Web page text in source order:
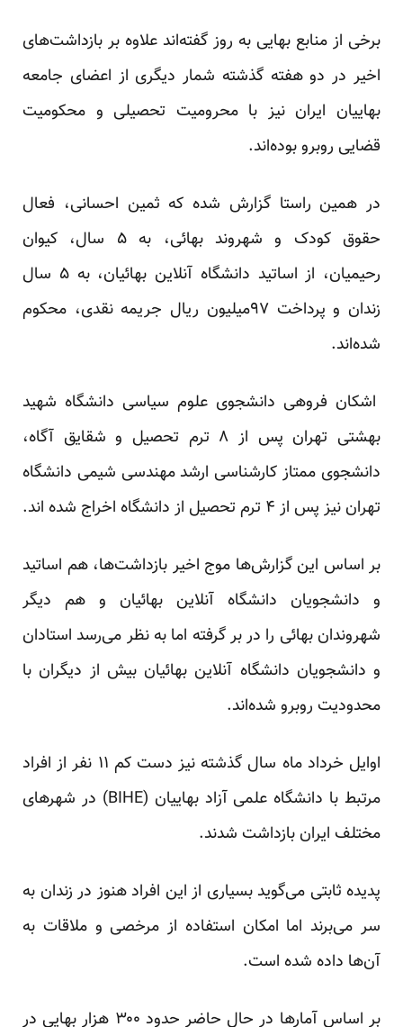
برخی از منابع بهایی به روز گفته‌اند علاوه بر بازداشت‌های
اخیر در دو هفته گذشته شمار دیگری از اعضای جامعه
بهاییان ایران نیز با محرومیت تحصیلی و محکومیت
قضایی روبرو بوده‌اند.
در همین راستا گزارش شده که ثمین احسانی، فعال
حقوق کودک و شهروند بهائی، به ۵ سال، کیوان
رحیمیان، از اساتید دانشگاه آنلاین بهائیان، به ۵ سال
زندان و پرداخت ۹۷میلیون ریال جریمه نقدی، محکوم
شده‌اند.
اشکان فروهی دانشجوی علوم سیاسی دانشگاه شهید
بهشتی تهران پس از ۸ ترم تحصیل و شقایق آگاه،
دانشجوی ممتاز کار‌شناسی ارشد مهندسی شیمی دانشگاه
تهران نیز پس از ۴ ترم تحصیل از دانشگاه اخراج شده اند.
بر اساس این گزارش‌ها موج اخیر بازداشت‌ها، هم اساتید
و دانشجویان دانشگاه آنلاین بهائیان و هم دیگر
شهروندان بهائی را در بر گرفته اما به نظر می‌رسد استادان
و دانشجویان دانشگاه آنلاین بهائیان بیش از دیگران با
محدودیت روبرو شده‌اند.
اوایل خرداد ماه سال گذشته نیز دست کم ۱۱ نفر از افراد
مرتبط با دانشگاه علمی آزاد بهاییان (BIHE) در شهرهای
مختلف ایران بازداشت شدند.
پدیده ثابتی می‌گوید بسیاری از این افراد هنوز در زندان به
سر می‌برند اما امکان استفاده از مرخصی و ملاقات به
آن‌ها داده شده است.
بر اساس آمار‌ها در حال حاضر حدود ۳۰۰ هزار بهایی در